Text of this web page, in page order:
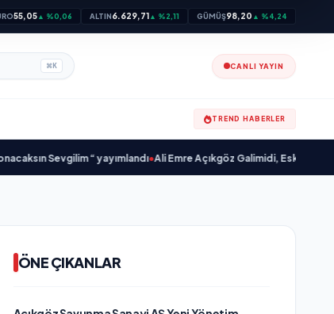
55,05▲ %0,06 ALTIN6.629,71▲ %2,11 GÜMÜŞ98,20 ▲ %4,24
⌘K CANLI YAYIN
TREND HABERLER
Sevgilim “ yayımlandı•Ali Emre Açıkgöz Galimidi, Eski AB Bakanı ve
ÖNE ÇIKANLAR